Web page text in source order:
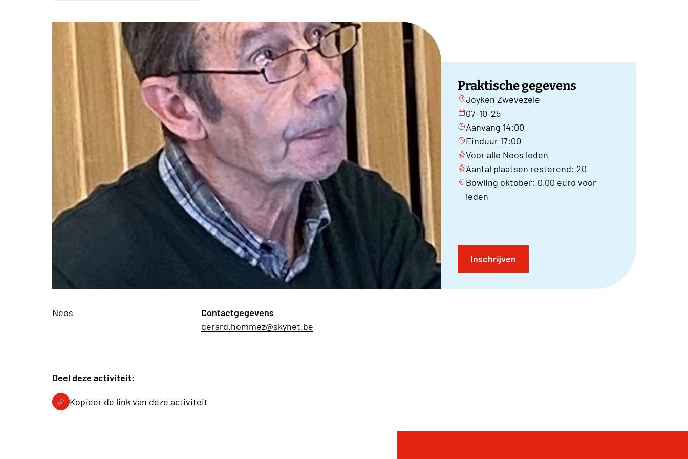
Praktische gegevens
Joyken Zwevezele
07-10-25
Aanvang 14:00
Einduur 17:00
Voor alle Neos leden
Aantal plaatsen resterend: 20
Bowling oktober: 0,00 euro voor
leden
Inschrijven
Neos
Contactgegevens
gerard.hommez@skynet.be
Deel deze activiteit:
Kopieer de link van deze activiteit